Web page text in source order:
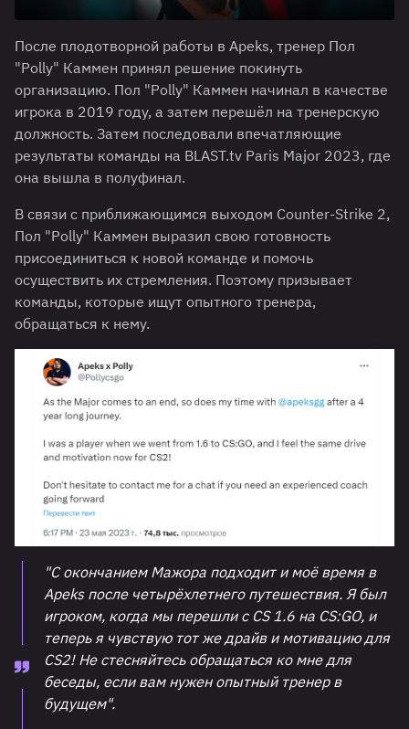
После плодотворной работы в Apeks, тренер Пол
"Polly" Каммен принял решение покинуть
организацию. Пол "Polly" Каммен начинал в качестве
игрока в 2019 году, а затем перешёл на тренерскую
должность. Затем последовали впечатляющие
результаты команды на BLAST.tv Paris Major 2023, где
она вышла в полуфинал.
В связи с приближающимся выходом Counter-Strike 2,
Пол "Polly" Каммен выразил свою готовность
присоединиться к новой команде и помочь
осуществить их стремления. Поэтому призывает
команды, которые ищут опытного тренера,
обращаться к нему.
"С окончанием Мажора подходит и моё время в
Apeks после четырёхлетнего путешествия. Я был
игроком, когда мы перешли с CS 1.6 на CS:GO, и
теперь я чувствую тот же драйв и мотивацию для
CS2! Не стесняйтесь обращаться ко мне для
беседы, если вам нужен опытный тренер в
будущем".